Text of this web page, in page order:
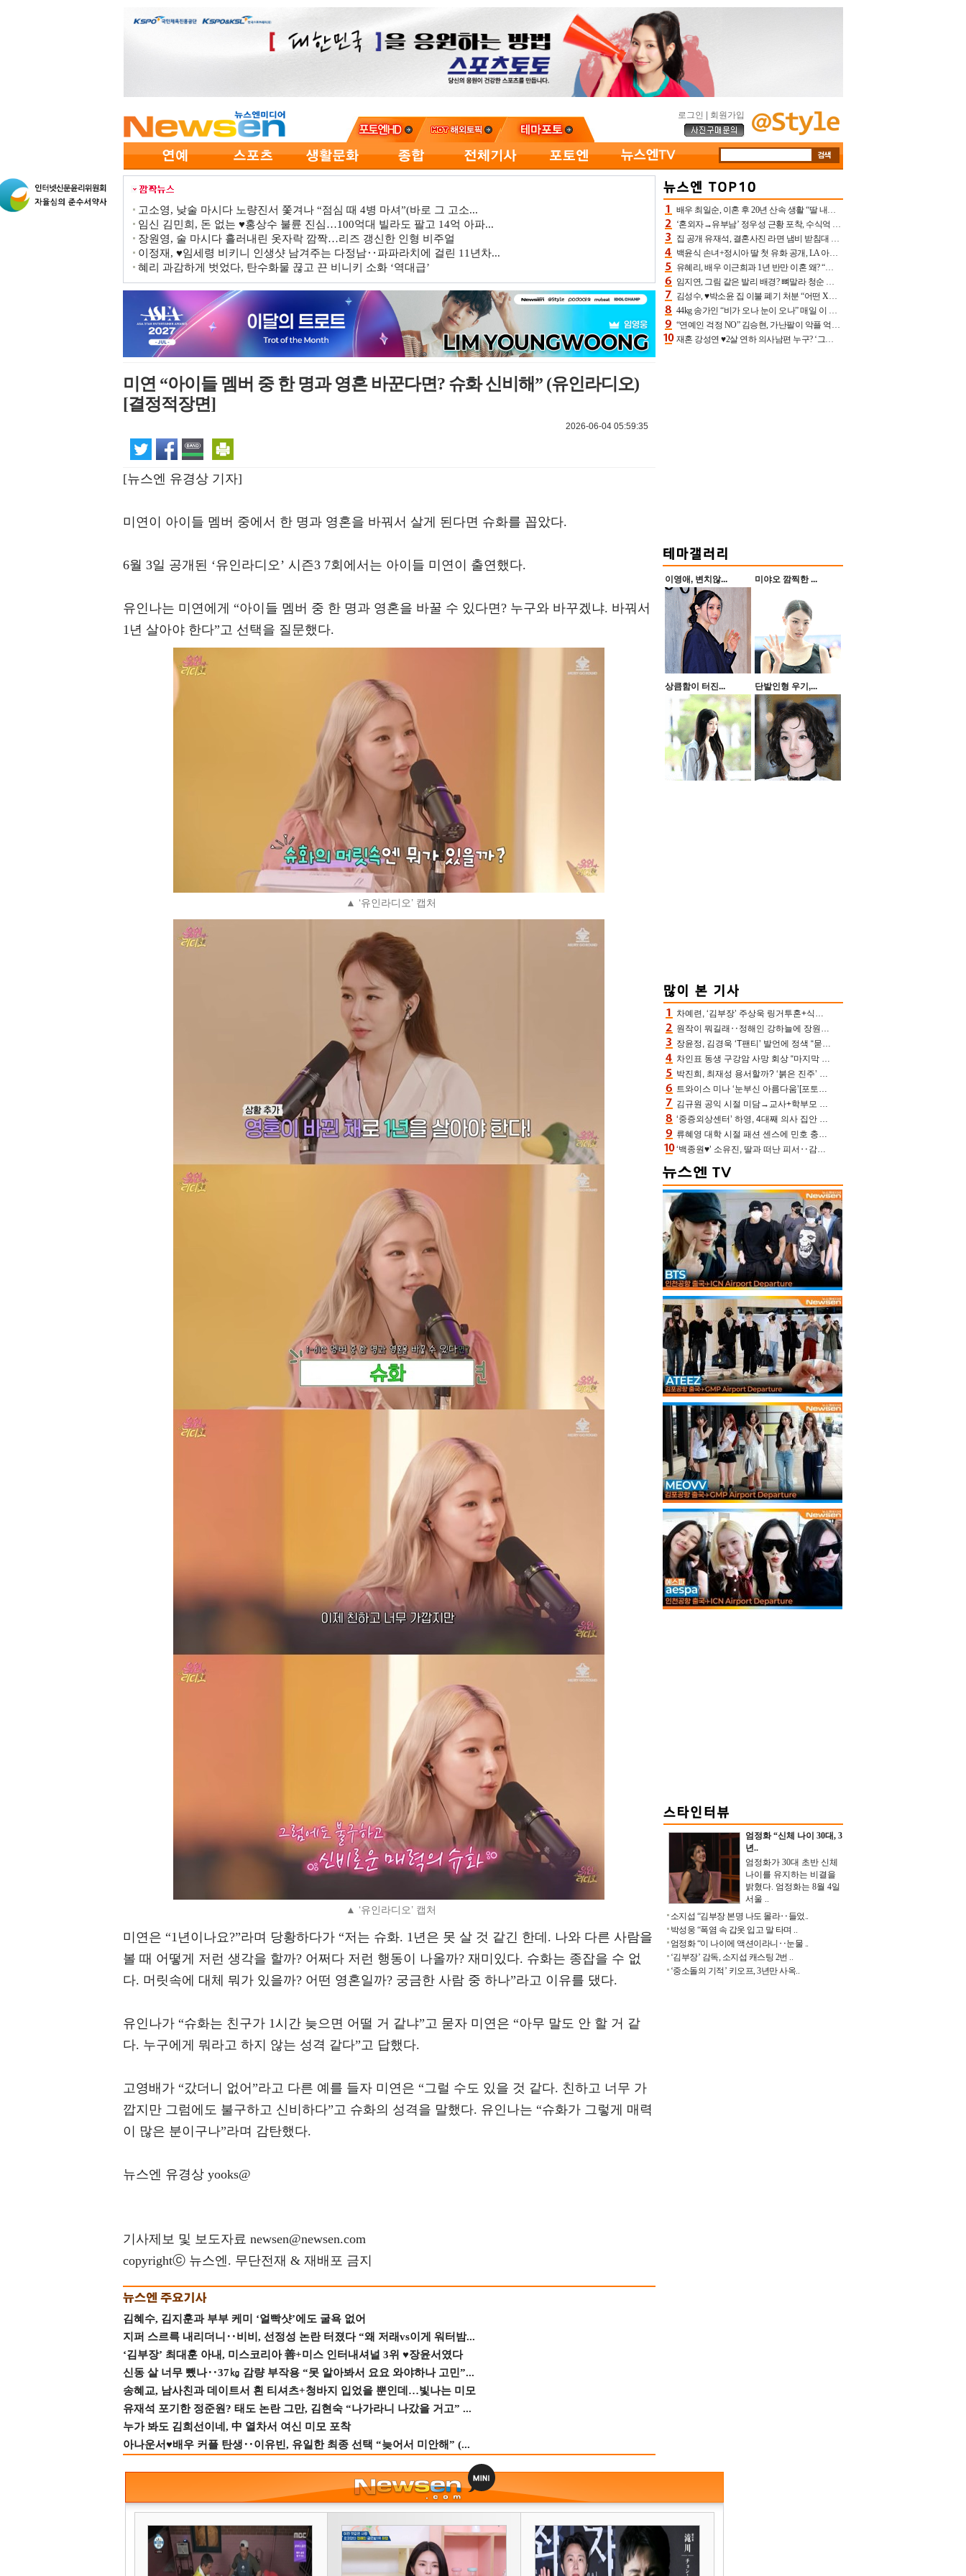
로그인 회원가입
고소영, 낮술 마시다 노량진서 쫓겨나 “점심 때 4병 마셔”(바로 그 고소...
임신 김민희, 돈 없는 ♥홍상수 불륜 진심…100억대 빌라도 팔고 14억 아파...
장원영, 술 마시다 흘러내린 옷자락 깜짝…리즈 갱신한 인형 비주얼
이정재, ♥임세령 비키니 인생샷 남겨주는 다정남‥파파라치에 걸린 11년차...
혜리 과감하게 벗었다, 탄수화물 끊고 끈 비니키 소화 ‘역대급’
미연 “아이들 멤버 중 한 명과 영혼 바꾼다면? 슈화 신비해” (유인라디오)
[결정적장면]
2026-06-04 05:59:35
[뉴스엔 유경상 기자]
미연이 아이들 멤버 중에서 한 명과 영혼을 바꿔서 살게 된다면 슈화를 꼽았다.
6월 3일 공개된 ‘유인라디오’ 시즌3 7회에서는 아이들 미연이 출연했다.
유인나는 미연에게 “아이들 멤버 중 한 명과 영혼을 바꿀 수 있다면? 누구와 바꾸겠냐. 바꿔서
1년 살아야 한다”고 선택을 질문했다.
▲ ‘유인라디오’ 캡처
▲ ‘유인라디오’ 캡처
미연은 “1년이나요?”라며 당황하다가 “저는 슈화. 1년은 못 살 것 같긴 한데. 나와 다른 사람을
볼 때 어떻게 저런 생각을 할까? 어쩌다 저런 행동이 나올까? 재미있다. 슈화는 종잡을 수 없
다. 머릿속에 대체 뭐가 있을까? 어떤 영혼일까? 궁금한 사람 중 하나”라고 이유를 댔다.
유인나가 “슈화는 친구가 1시간 늦으면 어떨 거 같냐”고 묻자 미연은 “아무 말도 안 할 거 같
다. 누구에게 뭐라고 하지 않는 성격 같다”고 답했다.
고영배가 “갔더니 없어”라고 다른 예를 들자 미연은 “그럴 수도 있을 것 같다. 친하고 너무 가
깝지만 그럼에도 불구하고 신비하다”고 슈화의 성격을 말했다. 유인나는 “슈화가 그렇게 매력
이 많은 분이구나”라며 감탄했다.
뉴스엔 유경상 yooks@
기사제보 및 보도자료 newsen@newsen.com
copyrightⓒ 뉴스엔. 무단전재 & 재배포 금지
김혜수, 김지훈과 부부 케미 ‘얼빡샷’에도 굴욕 없어
지퍼 스르륵 내리더니‥비비, 선정성 논란 터졌다 “왜 저래vs이게 워터밤...
‘김부장’ 최대훈 아내, 미스코리아 善+미스 인터내셔널 3위 ♥장윤서였다
신동 살 너무 뺐나‥37㎏ 감량 부작용 “못 알아봐서 요요 와야하나 고민”...
송혜교, 남사친과 데이트서 흰 티셔츠+청바지 입었을 뿐인데…빛나는 미모
유재석 포기한 정준원? 태도 논란 그만, 김현숙 “나가라니 나갔을 거고” ...
누가 봐도 김희선이네, 中 열차서 여신 미모 포착
아나운서♥배우 커플 탄생‥이유빈, 유일한 최종 선택 “늦어서 미안해” (...
배우 최일순, 이혼 후 20년 산속 생활 “딸 내가 버렸다고 원망‥맘 아파”(특종)[어제TV]
‘혼외자→유부남’ 정우성 근황 포착, 수식억 해킹 피해 후배 만났다 “존경하는”
집 공개 유재석, 결혼사진 라면 냄비 받침대 되고 분노‥가족사진도 피해(놀뭐)[어제TV]
백윤식 손녀+정시아 딸 첫 유화 공개, LA 아트쇼→서울국제조각페스타 작가다운 수준급 실력
유혜리, 배우 이근희과 1년 반만 이혼 왜? “식칼 꽂고 의자 던져” 충격 폭로(특종)[어제TV]
임지연, 그림 같은 발리 배경? 뼈말라 청순 비키니 핏에 상대 안 되네
김성수, ♥박소윤 집 이불 폐기 처분 “어떤 X이랑 썼을지 몰라” 질투(신랑수업2)[어제TV]
44kg 송가인 “비가 오나 눈이 오나” 매일 이 운동, 허벅지 근육량 상승+체지방 감소
“연예인 걱정 NO” 김승현, 가난팔이 악플 억울할만‥아내+딸과 日 여행
재혼 강성연 ♥2살 연하 의사남편 누구? ‘그알’ 자문의에 훈남 비주얼 초엘리트 스펙 [종합]
이영애, 변치않... 미야오 깜찍한 ...
상큼함이 터진... 단발인형 우기,...
차예련, ‘김부장’ 주상욱 링거투혼+식스팩 비화 “옷 벗는데 아저씨는 안 된다고”(차장금)
원작이 뭐길래‥정해인 강하늘에 장원영까지 참여한 이 영화
장윤정, 김경욱 ‘T팬티’ 발언에 정색 “묻지 않았는데, 그것도 성희롱”(장공장)
차인표 동생 구강암 사망 회상 “마지막 순간 동생 손 잡아준 신애라, 두고두고 고마워” (신애라이프)
박진희, 최재성 용서할까? ‘붉은 진주’ 오늘(7일) 결말 나온다
트와이스 미나 ‘눈부신 아름다움’[포토엔HD]
김규원 공익 시절 미담→교사+학부모 추가 미담 속출 “휠체어 탄 아이와 산책도”[종합]
‘중증외상센터’ 하영, 4대째 의사 집안 인증 “증조부, 고종 황제 진료”(옥문아)[어제TV]
류혜영 대학 시절 패션 센스에 민호 충격 “레몬색 레깅스에 다리 없는 줄”(나혼산)
‘백종원♥’ 소유진, 딸과 떠난 피서‥감탄만 나오는 수영복 자태
엄정화 “신체 나이 30대, 3
년..
엄정화가 30대 초반 신체
나이를 유지하는 비결을
밝혔다. 엄정화는 8월 4일
서울 ..
소지섭 “김부장 본명 나도 몰라‥들었..
박성웅 “폭염 속 갑옷 입고 말 타며 ..
엄정화 “이 나이에 액션이라니‥눈물 ..
‘김부장’ 감독, 소지섭 캐스팅 2번 ..
‘중소돌의 기적’ 키오프, 3년만 사옥..